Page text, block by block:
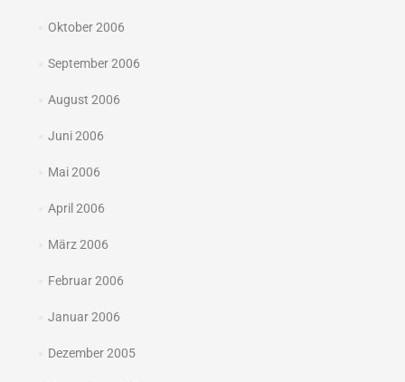
Oktober 2006
September 2006
August 2006
Juni 2006
Mai 2006
April 2006
März 2006
Februar 2006
Januar 2006
Dezember 2005